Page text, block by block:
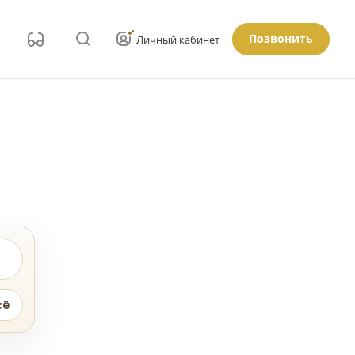
Личный кабинет Позвонить